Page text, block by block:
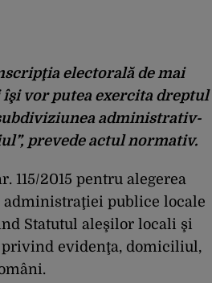
electorală de mai
vor putea exercita dreptul
administrativ-
prevede actul normativ.
115/2015 pentru alegerea
publice locale
Statutul aleşilor locali şi
privind evidenţa, domiciliul,